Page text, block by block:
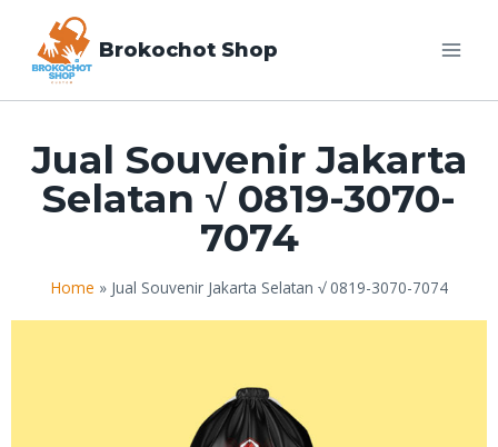
Brokochot Shop
Jual Souvenir Jakarta
Selatan √ 0819-3070-
7074
Home » Jual Souvenir Jakarta Selatan √ 0819-3070-7074